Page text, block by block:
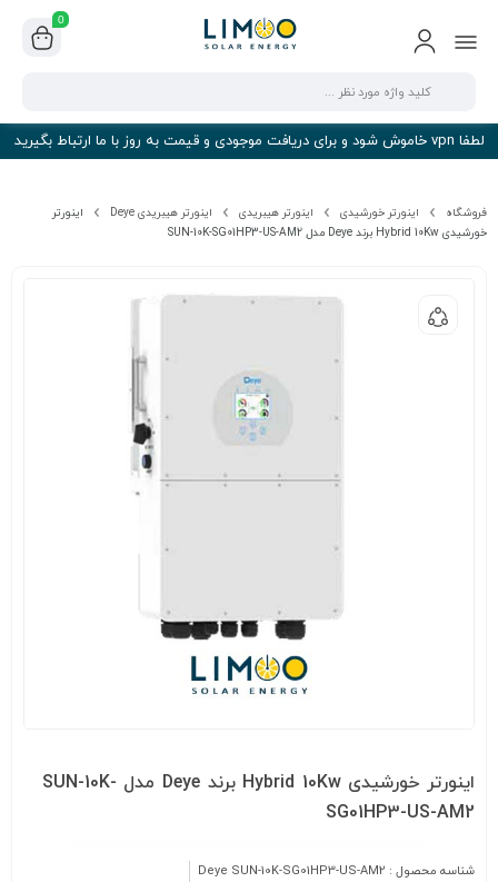
0
لطفا vpn خاموش شود و برای دریافت موجودی و قیمت به روز با ما ارتباط بگیرید
فروشگاه اینورتر خورشیدی اینورتر هیبریدی اینورتر هیبریدی Deye
اینورتر
خورشیدی Hybrid 10Kw برند Deye مدل SUN-10K-SG01HP3-US-AM2
اینورتر خورشیدی Hybrid 10Kw برند Deye مدل SUN-10K-
SG01HP3-US-AM2
شناسه محصول : Deye SUN-10K-SG01HP3-US-AM2